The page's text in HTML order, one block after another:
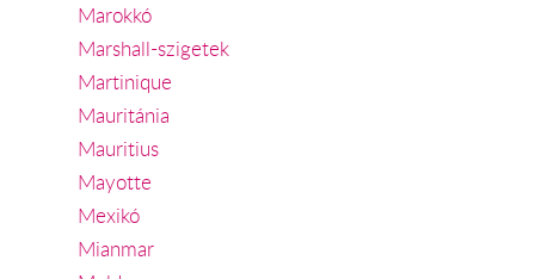
Marokkó
Marshall-szigetek
Martinique
Mauritánia
Mauritius
Mayotte
Mexikó
Mianmar